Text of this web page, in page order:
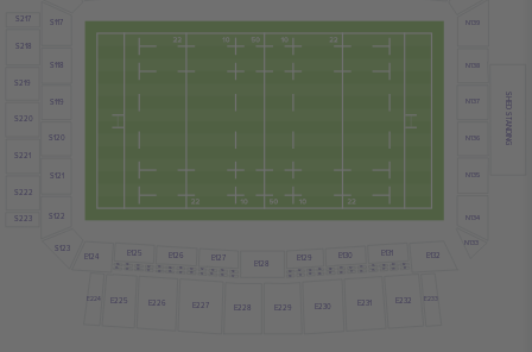
E127
E128
E129
E228 E229
SHED STANDING
S218
S219
S220
S221
S222
S117
S118
S119
S120
S121
S122
E225 E226 E227 E230 E231 E232
E224 E233
N133
N134
N135
N136
N137
N138
N139
E124 E125 E131 E132
E126 E130
S123
S217
S223
79
52 66
82
75
38
68
50
43
56
54
48
46 72
45
58
65
62
78
36